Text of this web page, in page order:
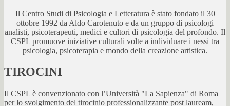
Il Centro Studi di Psicologia e Letteratura è stato fondato il 30
ottobre 1992 da Aldo Carotenuto e da un gruppo di psicologi
analisti, psicoterapeuti, medici e cultori di psicologia del profondo. Il
CSPL promuove iniziative culturali volte a individuare i nessi tra
psicologia, psicoterapia e mondo della creazione artistica.
TIROCINI
Il CSPL è convenzionato con l’Università "La Sapienza" di Roma
per lo svolgimento del tirocinio professionalizzante post lauream,